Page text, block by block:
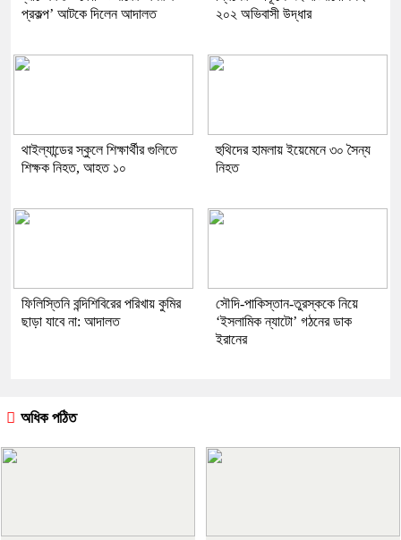
প্রকল্প’ আটকে দিলেন আদালত
২০২ অভিবাসী উদ্ধার
থাইল্যান্ডের স্কুলে শিক্ষার্থীর গুলিতে
শিক্ষক নিহত, আহত ১০
হুথিদের হামলায় ইয়েমেনে ৩০ সৈন্য
নিহত
ফিলিস্তিনি বন্দিশিবিরের পরিখায় কুমির
ছাড়া যাবে না: আদালত
সৌদি-পাকিস্তান-তুরস্ককে নিয়ে
‘ইসলামিক ন্যাটো’ গঠনের ডাক
ইরানের
অধিক পঠিত